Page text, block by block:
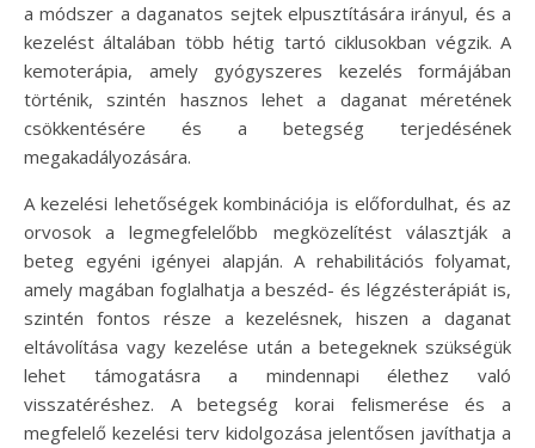
a módszer a daganatos sejtek elpusztítására irányul, és a
kezelést általában több hétig tartó ciklusokban végzik. A
kemoterápia, amely gyógyszeres kezelés formájában
történik, szintén hasznos lehet a daganat méretének
csökkentésére és a betegség terjedésének
megakadályozására.
A kezelési lehetőségek kombinációja is előfordulhat, és az
orvosok a legmegfelelőbb megközelítést választják a
beteg egyéni igényei alapján. A rehabilitációs folyamat,
amely magában foglalhatja a beszéd- és légzésterápiát is,
szintén fontos része a kezelésnek, hiszen a daganat
eltávolítása vagy kezelése után a betegeknek szükségük
lehet támogatásra a mindennapi élethez való
visszatéréshez. A betegség korai felismerése és a
megfelelő kezelési terv kidolgozása jelentősen javíthatja a